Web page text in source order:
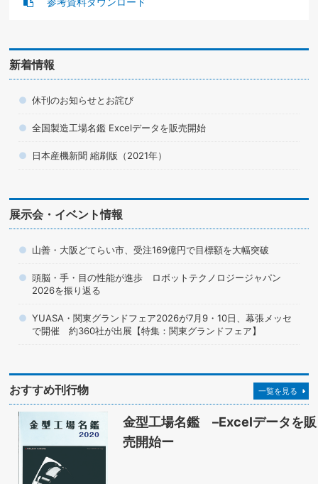
新着情報
休刊のお知らせとお詫び
全国製造工場名鑑 Excelデータを販売開始
日本産機新聞 縮刷版（2021年）
展示会・イベント情報
山善・大阪どてらい市、受注169億円で目標額を大幅突破
頭脳・手・目の性能が進歩 ロボットテクノロジージャパン
2026を振り返る
YUASA・関東グランドフェア2026が7月9・10日、幕張メッセ
で開催 約360社が出展【特集：関東グランドフェア】
おすすめ刊行物 一覧を見る
金型工場名鑑 –Excelデータを販
売開始ー